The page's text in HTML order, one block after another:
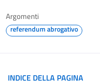
Argomenti
referendum abrogativo
INDICE DELLA PAGINA